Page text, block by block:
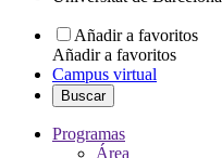
Añadir a favoritos
Añadir a favoritos
Campus virtual
Buscar
Programas
Área